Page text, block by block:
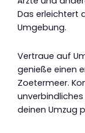
Das erleichtert
Umgebung.
Vertraue auf
genieße einen
Zoetermeer.
deinen Umzug